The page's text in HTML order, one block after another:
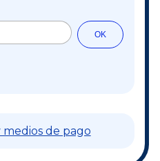
Cambiar CP
OK
de pago